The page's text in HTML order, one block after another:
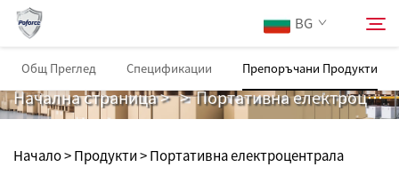
BG
За Нас
Продукти
Портативна електроцентрала
Начална страница>>Портативна електроцентрала
Начало >Продукти>Портативна електроцентрала
Общ Преглед Спецификации Препоръчани Продукти